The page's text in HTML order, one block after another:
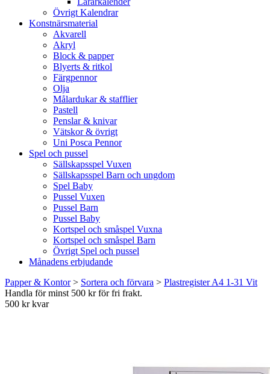
Övrigt Kalendrar
Konstnärsmaterial
Akvarell
Akryl
Block & papper
Blyerts & ritkol
Färgpennor
Olja
Målardukar & stafflier
Pastell
Penslar & knivar
Vätskor & övrigt
Uni Posca Pennor
Spel och pussel
Sällskapsspel Vuxen
Sällskapsspel Barn och ungdom
Spel Baby
Pussel Vuxen
Pussel Barn
Pussel Baby
Kortspel och småspel Vuxna
Kortspel och småspel Barn
Övrigt Spel och pussel
Månadens erbjudande
Papper & Kontor> Sortera och förvara > Plastregister A4 1-31 Vit
Handla för minst 500 kr för fri frakt.
500 kr kvar